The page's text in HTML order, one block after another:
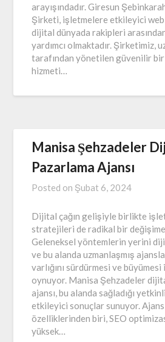
arayışındadır. Giresun
Şirketi, işletmelere etkileyici
dijital dünyada rakipleri arasından
yardımcı olmaktadır. Şirketimiz,
tarafından yönetilen güvenilir bir
hizmeti…
Manisa Şehzadeler
Pazarlama Ajansı
Posted on Şubat 6, 2024
Dijital çağın gelişiyle birlikte
stratejileri de radikal bir değişime
Geleneksel yöntemlerin yerini
ve bu alanda uzmanlaşmış
varlığını sürdürmesi ve
oynuyor. Manisa Şehzadeler
ajansı, bu alanda sağladığı
etkileyici sonuçlar sunuyor.
özelliklerinden biri, SEO
yüksek…